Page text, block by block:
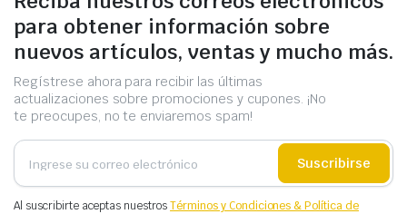
para obtener información sobre
nuevos artículos, ventas y mucho más.
Regístrese ahora para recibir las últimas
actualizaciones sobre promociones y cupones. ¡No
te preocupes, no te enviaremos spam!
Suscribirse
Al suscribirte aceptas nuestrosTérminos y Condiciones & Política de